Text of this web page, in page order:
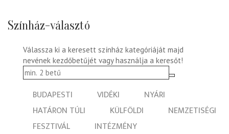
Színház-választó
Válassza ki a keresett színház kategóriáját majd
nevének kezdőbetűjét vagy használja a keresőt!
BUDAPESTI VIDÉKI
NYÁRI
HATÁRON TÚLI
KÜLFÖLDI
NEMZETISÉGI
FESZTIVÁL
INTÉZMÉNY